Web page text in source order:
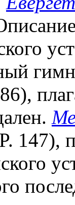
147),